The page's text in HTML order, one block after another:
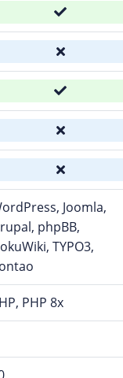
Joomla,
phpBB,
TYPO3,
PHP 8x